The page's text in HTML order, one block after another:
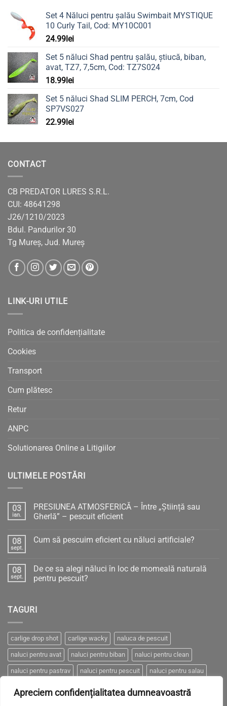
Apreciem confidențialitatea dumneavoastră
Set 4 Năluci pentru șalău Swimbait MYSTIQUE
10 Curly Tail, Cod: MY10C001
24.99lei
Set 5 năluci Shad pentru șalău, știucă, biban,
avat, TZ7, 7,5cm, Cod: TZ7S024
18.99lei
Set 5 năluci Shad SLIM PERCH, 7cm, Cod
SP7VS027
22.99lei
CONTACT
CB PREDATOR LURES S.R.L.
CUI: 48641298
J26/1210/2023
Bdul. Pandurilor 30
Tg Mureș, Jud. Mureș
LINK-URI UTILE
Politica de confidențialitate
Cookies
Transport
Cum plătesc
Retur
ANPC
Solutionarea Online a Litigiilor
ULTIMELE POSTĂRI
03
ian.
PRESIUNEA ATMOSFERICĂ – Între „Știință sau
Gherlă” – pescuit eficient
la
Între
„Știință
sau
eficient
08
sept.
Cum să pescuim eficient cu năluci artificiale?
Cum
să
pescuim
artificiale?
08
sept.
De ce sa alegi năluci în loc de momeală naturală
pentru pescuit?
De
năluci
în
loc
de
momeală
naturală
pentru
TAGURI
carlige drop shot carlige wacky naluca de pescuit
naluci pentru avat naluci pentru biban naluci pentru clean
naluci pentru pastrav naluci pentru pescuit naluci pentru salau
naluci pentru somn naluci pentru stiuca